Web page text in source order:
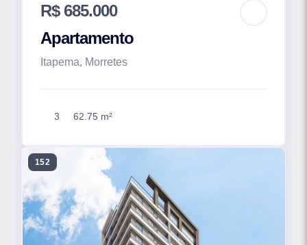
R$ 685.000
Apartamento
Itapema, Morretes
3 62.75 m²
152